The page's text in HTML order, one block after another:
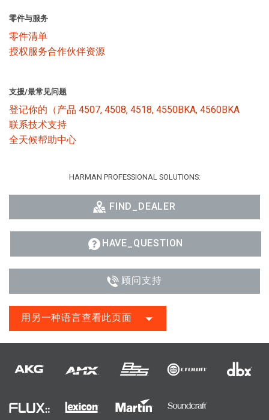
零件与服务
零件清单
授权服务合作伙伴资源
支援/最常见问题
登记你的（产品 4507, 4508, 4518, 4550BKA, 4560BKA
联系技术支持
全天候帮助中心
HARMAN PROFESSIONAL SOLUTIONS:
FIND_DEALER
HAVE_QUESTION
顾问支持
用另一种语言查看此页面